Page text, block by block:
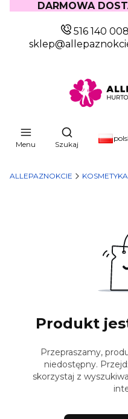
DARMOWA
516 140 008
Menu
Otwórz
Szukaj
ALLEPAZNOKCIE
Produkt
Przepraszamy,
niedostępny.
skorzystaj z